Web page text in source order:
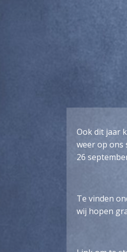
Ook dit jaar
weer op ons
26
Te vinden
wij hopen